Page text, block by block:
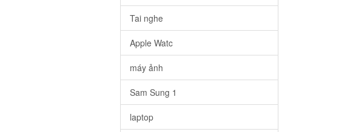
Tai nghe
Apple Watc
máy ảnh
Sam Sung 1
laptop